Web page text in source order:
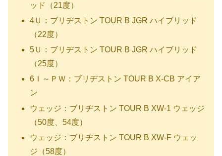
ッド（21度）
4Ｕ：ブリヂストン TOUR B JGR ハイブリッド
（22度）
5Ｕ：ブリヂストン TOUR B JGR ハイブリッド
（25度）
6Ｉ～ＰＷ：ブリヂストン TOUR B X-CB アイア
ン
ウェッジ：ブリヂストン TOUR B XW-1 ウェッジ
（50度、54度）
ウェッジ：ブリヂストン TOUR B XW-F ウェッ
ジ（58度）